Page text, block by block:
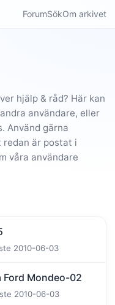
ForumSökOm arkivet
hjälp & råd? Här kan
användare, eller
Använd gärna
redan är postat i
våra användare
2010-06-03
Ford Mondeo-02
2010-06-03